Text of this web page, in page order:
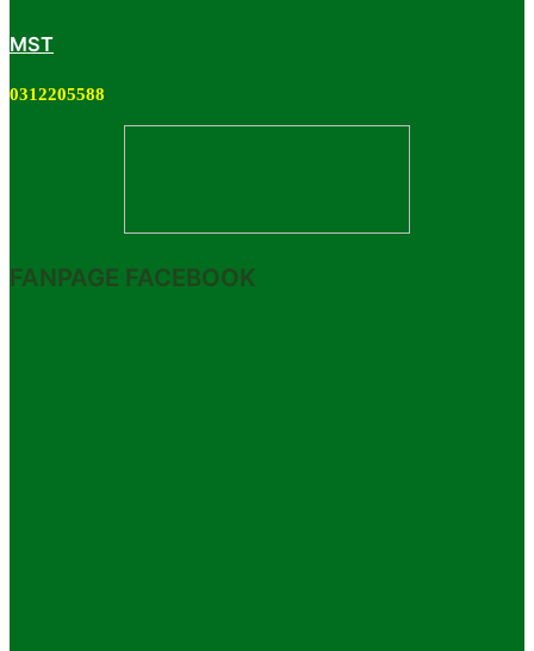
MST
0312205588
FANPAGE FACEBOOK